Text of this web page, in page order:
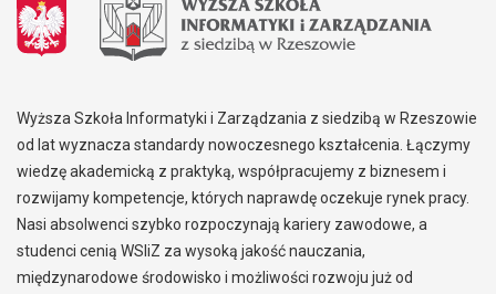
Wyższa Szkoła Informatyki i Zarządzania z siedzibą w Rzeszowie
od lat wyznacza standardy nowoczesnego kształcenia. Łączymy
wiedzę akademicką z praktyką, współpracujemy z biznesem i
rozwijamy kompetencje, których naprawdę oczekuje rynek pracy.
Nasi absolwenci szybko rozpoczynają kariery zawodowe, a
studenci cenią WSIiZ za wysoką jakość nauczania,
międzynarodowe środowisko i możliwości rozwoju już od